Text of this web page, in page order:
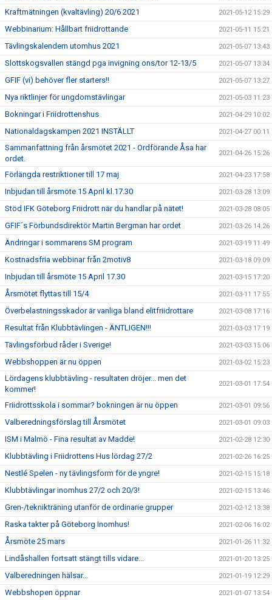
Kraftmätningen (kvaltävling) 20/6 2021 2021-05-12 15:29
Webbinarium: Hållbart friidrottande 2021-05-11 15:21
Tävlingskalendern utomhus 2021 2021-05-07 13:43
Slottskogsvallen stängd pga invigning ons/tor 12-13/5 2021-05-07 13:34
GFIF (vi) behöver fler starters!! 2021-05-07 13:27
Nya riktlinjer för ungdomstävlingar 2021-05-03 11:23
Bokningar i Friidrottenshus 2021-04-29 10:02
Nationaldagskampen 2021 INSTÄLLT 2021-04-27 00:11
Sammanfattning från årsmötet 2021 - Ordförande Åsa har
ordet.
2021-04-26 15:26
Förlängda restriktioner till 17 maj 2021-04-23 17:58
Inbjudan till årsmöte 15 April kl.17.30 2021-03-28 13:09
Stöd IFK Göteborg Friidrott när du handlar på nätet! 2021-03-28 08:05
GFIF´s Förbundsdirektör Martin Bergman har ordet 2021-03-26 14:26
Ändringar i sommarens SM program 2021-03-19 11:49
Kostnadsfria webbinar från 2motiv8 2021-03-18 09:09
Inbjudan till årsmöte 15 April 17.30 2021-03-15 17:20
Årsmötet flyttas till 15/4 2021-03-11 17:55
Överbelastningsskador är vanliga bland elitfriidrottare 2021-03-08 17:16
Resultat från Klubbtävlingen - ÄNTLIGEN!!! 2021-03-03 17:19
Tävlingsförbud råder i Sverige! 2021-03-03 15:06
Webbshoppen är nu öppen 2021-03-02 15:23
Lördagens klubbtävling - resultaten dröjer... men det
kommer!
2021-03-01 17:54
Friidrottsskola i sommar? bokningen är nu öppen 2021-03-01 09:56
Valberedningsförslag till Årsmötet 2021-03-01 09:03
ISM i Malmö - Fina resultat av Madde! 2021-02-28 12:30
Klubbtävling i Friidrottens Hus lördag 27/2 2021-02-26 16:25
Nestlé Spelen - ny tävlingsform för de yngre! 2021-02-15 15:18
Klubbtävlingar inomhus 27/2 och 20/3! 2021-02-15 13:46
Gren-/teknikträning utanför de ordinarie grupper 2021-02-12 13:38
Raska takter på Göteborg Inomhus! 2021-02-06 16:02
Årsmöte 25 mars 2021-01-26 11:32
Lindåshallen fortsatt stängt tills vidare... 2021-01-20 13:25
Valberedningen hälsar... 2021-01-19 12:29
Webbshopen öppnar 2021-01-07 13:54